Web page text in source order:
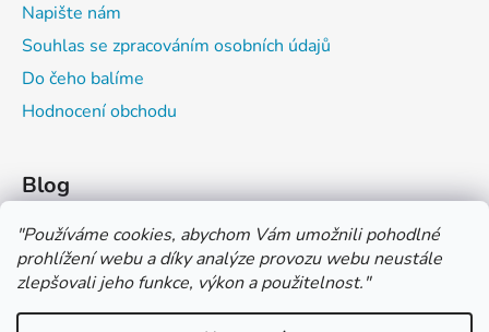
"Používáme cookies, abychom Vám umožnili pohodlné
prohlížení webu a díky analýze provozu webu neustále
zlepšovali jeho funkce, výkon a použitelnost."
Napište nám
Souhlas se zpracováním osobních údajů
Do čeho balíme
Hodnocení obchodu
Blog
Čím můžeš psát do sešitu?
Jak na číslování sešitů
Značení tvrdosti grafitových tužek